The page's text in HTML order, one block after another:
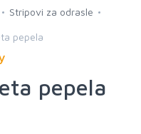
Stripovi za odrasle
pepela
pepela